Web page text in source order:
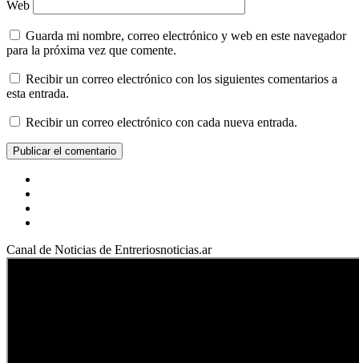
Web
Guarda mi nombre, correo electrónico y web en este navegador
para la próxima vez que comente.
Recibir un correo electrónico con los siguientes comentarios a
esta entrada.
Recibir un correo electrónico con cada nueva entrada.
Canal de Noticias de Entreriosnoticias.ar